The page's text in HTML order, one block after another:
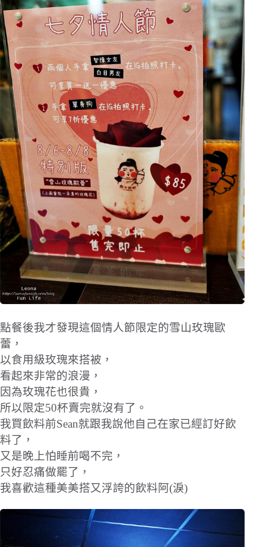
點餐後我才發現這個情人節限定的雪山玫瑰歐
蕾，
以食用級玫瑰來搭被，
看起來非常的浪漫，
因為玫瑰花也很貴，
所以限定50杯賣完就沒有了。
我買飲料前Sean就跟我說他自己在家已經訂好飲
料了，
又是晚上怕睡前喝不完，
只好忍痛做罷了，
我喜歡這種美美搭又浮誇的飲料阿(淚)